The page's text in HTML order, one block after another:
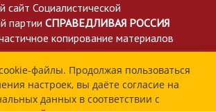
сайт Социалистической
партии СПРАВЕДЛИВАЯ РОССИЯ
копирование материалов
со ссылкой на сайт spravedlivo.ru
обработки персональных
сайта spravedlivo.ru доступны по
файлы. Продолжая пользоваться
настроек, вы даёте согласие на
данных в соответствии с